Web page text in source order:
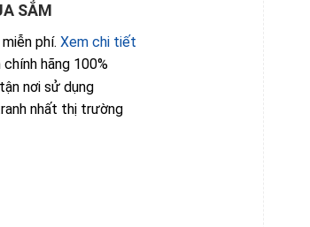
SẮM
phí. Xem chi tiết
chính hãng 100%
nơi sử dụng
nhất thị trường